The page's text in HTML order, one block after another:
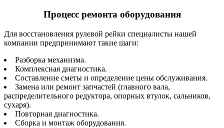
Процесс ремонта оборудования
Для восстановления рулевой рейки специалисты нашей
компании предпринимают такие шаги:
Разборка механизма.
Комплексная диагностика.
Составление сметы и определение цены обслуживания.
Замена или ремонт запчастей (главного вала,
распределительного редуктора, опорных втулок, сальников,
сухаря).
Повторная диагностика.
Сборка и монтаж оборудования.